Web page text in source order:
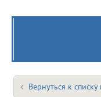
Вернуться к списку